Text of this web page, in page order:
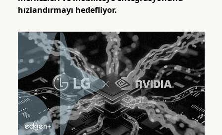
hızlandırmayı hedefliyor.